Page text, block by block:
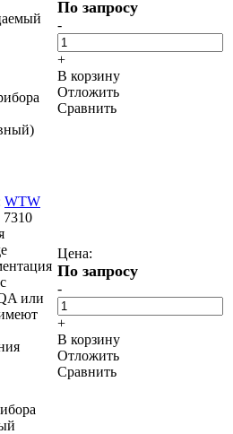
По запросу
-
+
В корзину
Отложить
Сравнить
WTW
или
Цена:
По запросу
-
+
В корзину
Отложить
Сравнить